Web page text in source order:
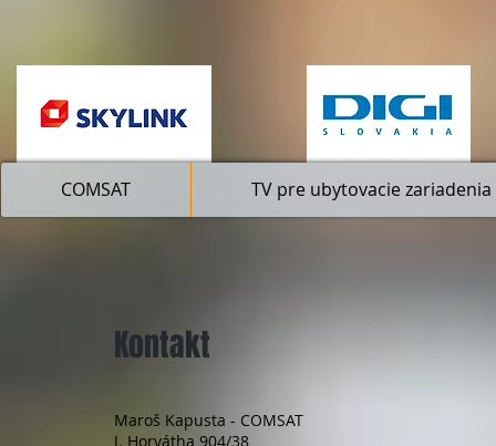
COMSAT TV pre ubytovacie zariadenia
Kontakt
Maroš Kapusta - COMSAT
J. Horvátha 904/38